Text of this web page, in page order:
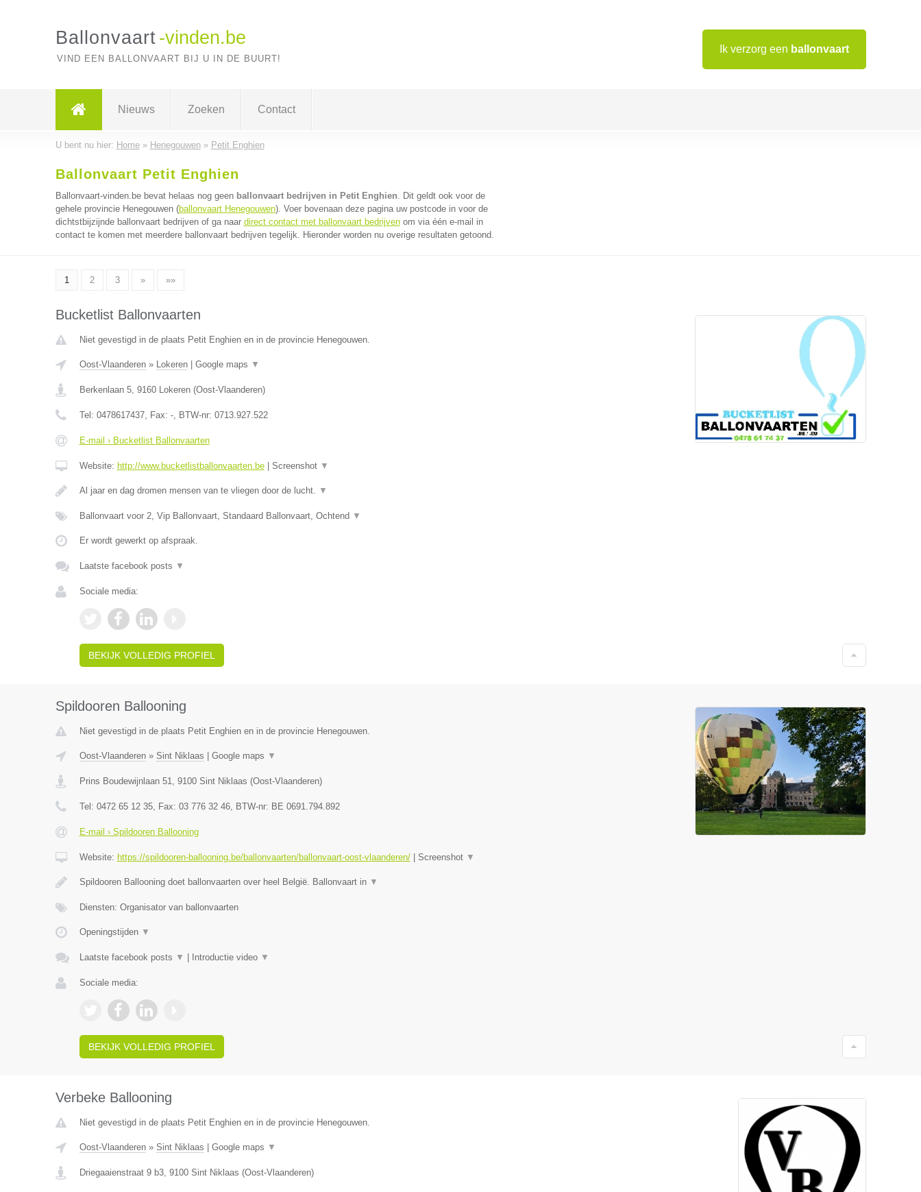
Ik verzorg een ballonvaart
Ballonvaart -vinden.be
VIND EEN BALLONVAART BIJ U IN DE BUURT!
Nieuws Zoeken Contact
U bent nu hier: Home» Henegouwen» Petit Enghien
Ballonvaart Petit Enghien
Ballonvaart-vinden.be bevat helaas nog geen ballonvaart bedrijven in Petit Enghien. Dit geldt ook voor de
gehele provincie Henegouwen (ballonvaart Henegouwen). Voer bovenaan deze pagina uw postcode in voor de
dichtstbijzijnde ballonvaart bedrijven of ga naar direct contact met ballonvaart bedrijvenom via één e-mail in
contact te komen met meerdere ballonvaart bedrijven tegelijk. Hieronder worden nu overige resultaten getoond.
1 2 3 » »»
Bucketlist Ballonvaarten
Niet gevestigd in de plaats Petit Enghien en in de provincie Henegouwen.
Oost-Vlaanderen» Lokeren| Google maps ▼
Berkenlaan 5, 9160 Lokeren(Oost-Vlaanderen)
Tel: 0478617437, Fax: -, BTW-nr: 0713.927.522
E-mail › Bucketlist Ballonvaarten
Website: http://www.bucketlistballonvaarten.be| Screenshot ▼
Al jaar en dag dromen mensen van te vliegen door de lucht. ▼
Ballonvaart voor 2, Vip Ballonvaart, Standaard Ballonvaart, Ochtend ▼
Er wordt gewerkt op afspraak.
Laatste facebook posts ▼
Sociale media:
BEKIJK VOLLEDIG PROFIEL
Spildooren Ballooning
Niet gevestigd in de plaats Petit Enghien en in de provincie Henegouwen.
Oost-Vlaanderen» Sint Niklaas Google maps ▼
Prins Boudewijnlaan 51, 9100 Sint Niklaas (Oost-Vlaanderen)
Tel: 0472 65 12 35, Fax: 03 776 32 46, BTW-nr: BE 0691.794.892
E-mail › Spildooren Ballooning
Website: https://spildooren-ballooning.be/ballonvaarten/ballonvaart-oost-vlaanderen/| Screenshot ▼
Spildooren Ballooning doet ballonvaarten over heel België. Ballonvaart in ▼
Diensten: Organisator van ballonvaarten
Openingstijden ▼
Laatste facebook posts ▼ Introductie video ▼
Sociale media:
BEKIJK VOLLEDIG PROFIEL
Verbeke Ballooning
Niet gevestigd in de plaats Petit Enghien en in de provincie Henegouwen.
Oost-Vlaanderen» Sint Niklaas Google maps ▼
Driegaaienstraat 9 b3, 9100 Sint Niklaas (Oost-Vlaanderen)